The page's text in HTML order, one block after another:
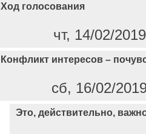
Ход голосования
чт, 14/02/
Конфликт интересов –
сб, 16/02/
Это, действительно,